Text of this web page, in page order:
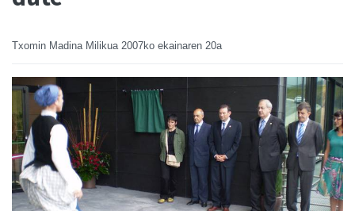
Txomin Madina Milikua 2007ko ekainaren 20a